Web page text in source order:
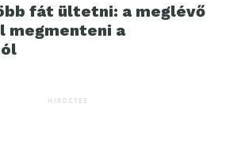
fát ültetni: a meglévő
megmenteni a
HIRDETÉS